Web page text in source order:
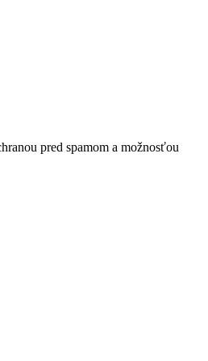
pred spamom a možnosťou